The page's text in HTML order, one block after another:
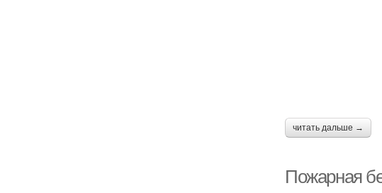
читать дальше →
Пожарная